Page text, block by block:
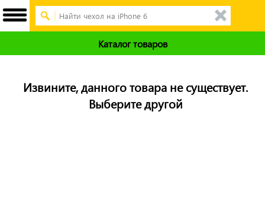
Каталог товаров
Извините, данного товара не существует.
Выберите другой